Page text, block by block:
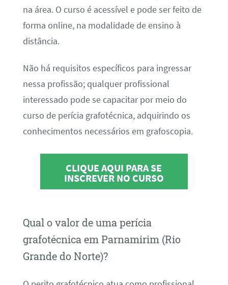
na área. O curso é acessível e pode ser feito de
forma online, na modalidade de ensino à
distância.
Não há requisitos específicos para ingressar
nessa profissão; qualquer profissional
interessado pode se capacitar por meio do
curso de perícia grafotécnica, adquirindo os
conhecimentos necessários em grafoscopia.
CLIQUE AQUI PARA SE
INSCREVER NO CURSO
Qual o valor de uma perícia
grafotécnica em Parnamirim (Rio
Grande do Norte)?